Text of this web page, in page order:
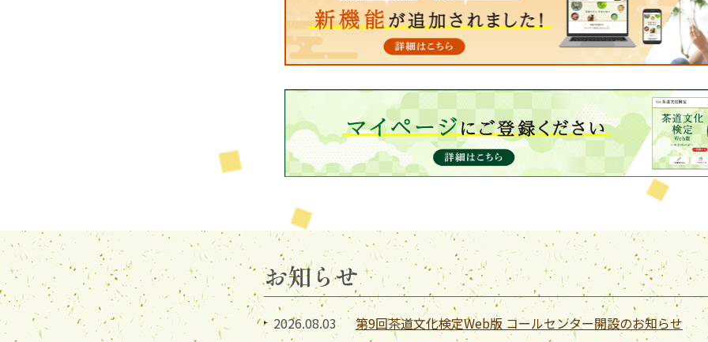
お知らせ
2026.08.03
第9回茶道文化検定Web版 コールセンター開設のお知らせ